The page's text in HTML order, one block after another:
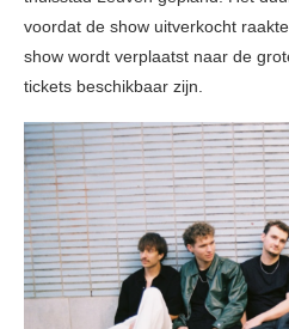
voordat de show uitverkocht
show wordt verplaatst naar de
tickets beschikbaar zijn.